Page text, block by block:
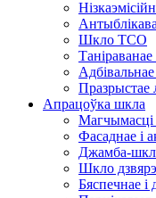
Шкло TCO
Празрыстае
Апрацоўка шкла
Магчымасці
Фасаднае і
Джамба-
Шкло
Бяспечнае і